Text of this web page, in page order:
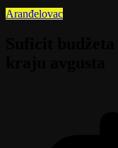
Aranđelovac